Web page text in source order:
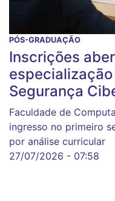
PÓS-GRADUAÇÃO
Inscrições
Segurança
Faculdade de
ingresso no primeiro
por análise curricular
27/07/2026 - 07:58